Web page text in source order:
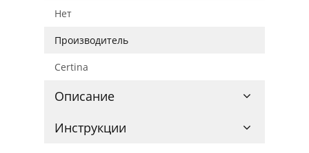
Нет
Производитель
Certina
Описание
Инструкции